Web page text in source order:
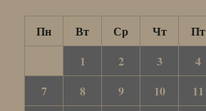
Пн Вт Ср Чт Пт
1
2 3 4
7 8 9 10 11